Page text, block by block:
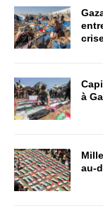
à
au-